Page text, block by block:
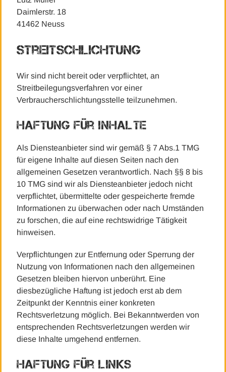
Daimlerstr. 18
41462 Neuss
Streitschlichtung
Wir sind nicht bereit oder verpflichtet, an
Streitbeilegungsverfahren vor einer
Verbraucherschlichtungsstelle teilzunehmen.
Haftung für Inhalte
Als Diensteanbieter sind wir gemäß § 7 Abs.1 TMG
für eigene Inhalte auf diesen Seiten nach den
allgemeinen Gesetzen verantwortlich. Nach §§ 8 bis
10 TMG sind wir als Diensteanbieter jedoch nicht
verpflichtet, übermittelte oder gespeicherte fremde
Informationen zu überwachen oder nach Umständen
zu forschen, die auf eine rechtswidrige Tätigkeit
hinweisen.
Verpflichtungen zur Entfernung oder Sperrung der
Nutzung von Informationen nach den allgemeinen
Gesetzen bleiben hiervon unberührt. Eine
diesbezügliche Haftung ist jedoch erst ab dem
Zeitpunkt der Kenntnis einer konkreten
Rechtsverletzung möglich. Bei Bekanntwerden von
entsprechenden Rechtsverletzungen werden wir
diese Inhalte umgehend entfernen.
Haftung für Links